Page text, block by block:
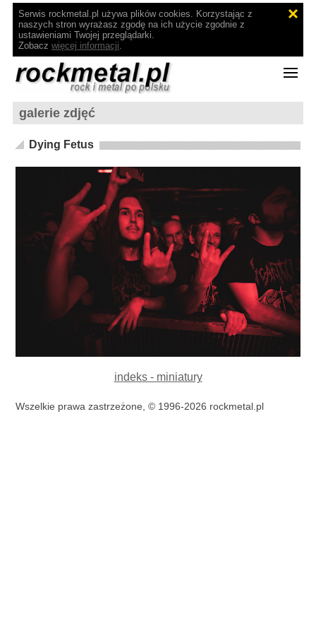
Serwis rockmetal.pl używa plików cookies. Korzystając z
naszych stron wyrażasz zgodę na ich użycie zgodnie z
ustawieniami Twojej przeglądarki.
Zobacz więcej informacji.
galerie zdjęć
Dying Fetus
indeks - miniatury
Wszelkie prawa zastrzeżone, © 1996-2026 rockmetal.pl